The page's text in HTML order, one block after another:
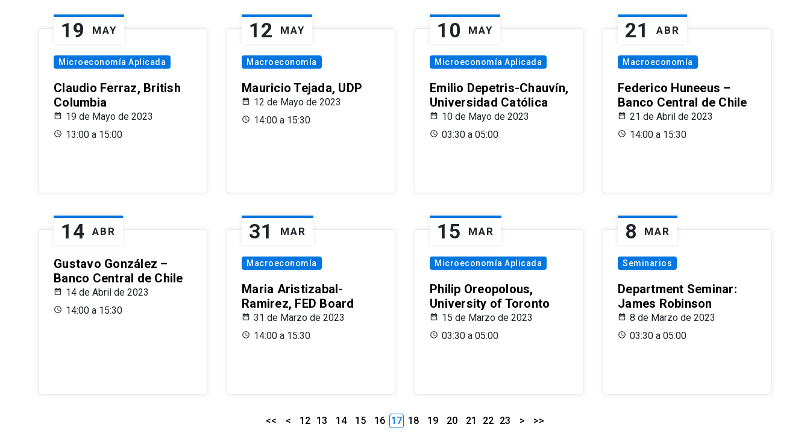
19 MAY
Microeconomía Aplicada
Claudio Ferraz, British
Columbia
19 de Mayo de 2023
13:00 a 15:00
12 MAY
Macroeconomía
Mauricio Tejada, UDP
12 de Mayo de 2023
14:00 a 15:30
10 MAY
Microeconomía Aplicada
Emilio Depetris-Chauvín,
Universidad Católica
10 de Mayo de 2023
03:30 a 05:00
21 ABR
Macroeconomía
Federico Huneeus –
Banco Central de Chile
21 de Abril de 2023
14:00 a 15:30
14 ABR
Gustavo González –
Banco Central de Chile
14 de Abril de 2023
14:00 a 15:30
31 MAR
Macroeconomía
Maria Aristizabal-
Ramirez, FED Board
31 de Marzo de 2023
14:00 a 15:30
15 MAR
Microeconomía Aplicada
Philip Oreopolous,
University of Toronto
15 de Marzo de 2023
03:30 a 05:00
8 MAR
Seminarios
Department Seminar:
James Robinson
8 de Marzo de 2023
03:30 a 05:00
<< < 12 13 14 15 16 17 18 19 20 21 22 23 > >>